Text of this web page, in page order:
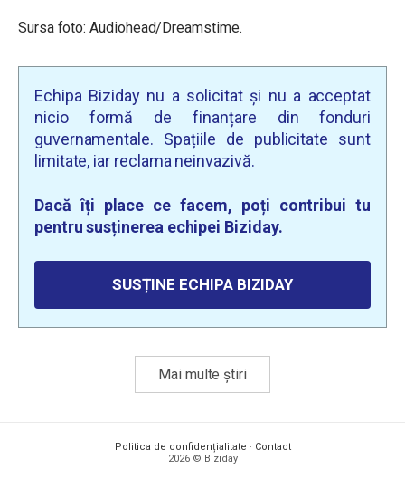
Sursa foto: Audiohead/Dreamstime.
Echipa Biziday nu a solicitat și nu a acceptat
nicio formă de finanțare din fonduri
guvernamentale. Spațiile de publicitate sunt
limitate, iar reclama neinvazivă.
Dacă îți place ce facem, poți contribui tu
pentru susținerea echipei Biziday.
SUSȚINE ECHIPA BIZIDAY
Mai multe știri
Politica de confidențialitate · Contact
2026 © Biziday